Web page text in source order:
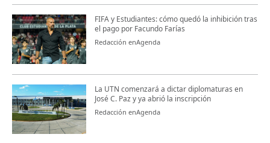
FIFA y Estudiantes: cómo quedó la inhibición tras
el pago por Facundo Farías
Redacción enAgenda
La UTN comenzará a dictar diplomaturas en
José C. Paz y ya abrió la inscripción
Redacción enAgenda